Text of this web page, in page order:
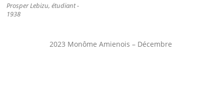
Prosper Lebizu, étudiant -
1938
2023 Monôme Amienois – Décembre